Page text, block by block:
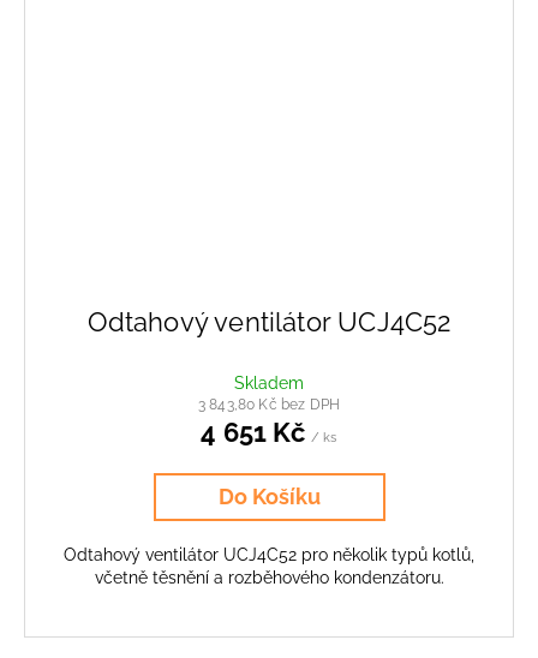
Odtahový ventilátor UCJ4C52
Skladem
3 843,80 Kč bez DPH
4 651 Kč / ks
Do Košíku
Odtahový ventilátor UCJ4C52 pro několik typů kotlů,
včetně těsnění a rozběhového kondenzátoru.